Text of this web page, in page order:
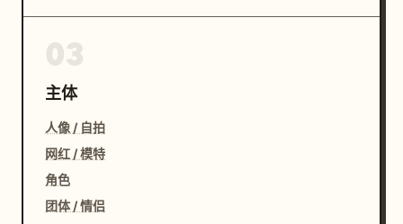
主体
人像 / 自拍
网红 / 模特
角色
团体 / 情侣